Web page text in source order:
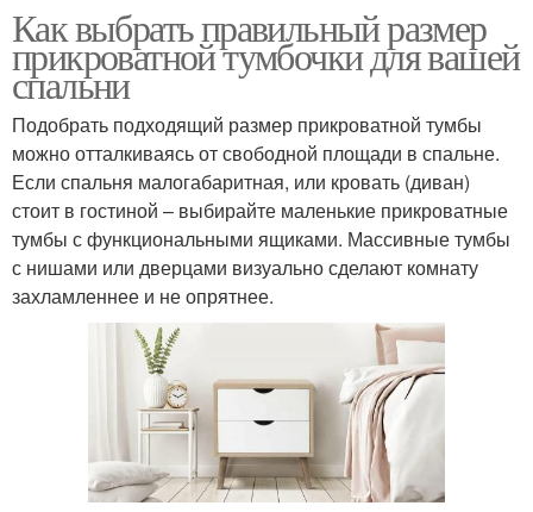
Как выбрать правильный размер
прикроватной тумбочки для вашей
спальни
Подобрать подходящий размер прикроватной тумбы
можно отталкиваясь от свободной площади в спальне.
Если спальня малогабаритная, или кровать (диван)
стоит в гостиной – выбирайте маленькие прикроватные
тумбы с функциональными ящиками. Массивные тумбы
с нишами или дверцами визуально сделают комнату
захламленнее и не опрятнее.